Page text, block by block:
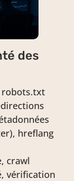
des
robots.txt
hreflang
crawl
vérification